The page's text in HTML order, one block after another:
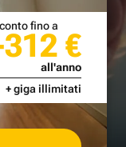
fino a
€
all'anno
+ giga illimitati